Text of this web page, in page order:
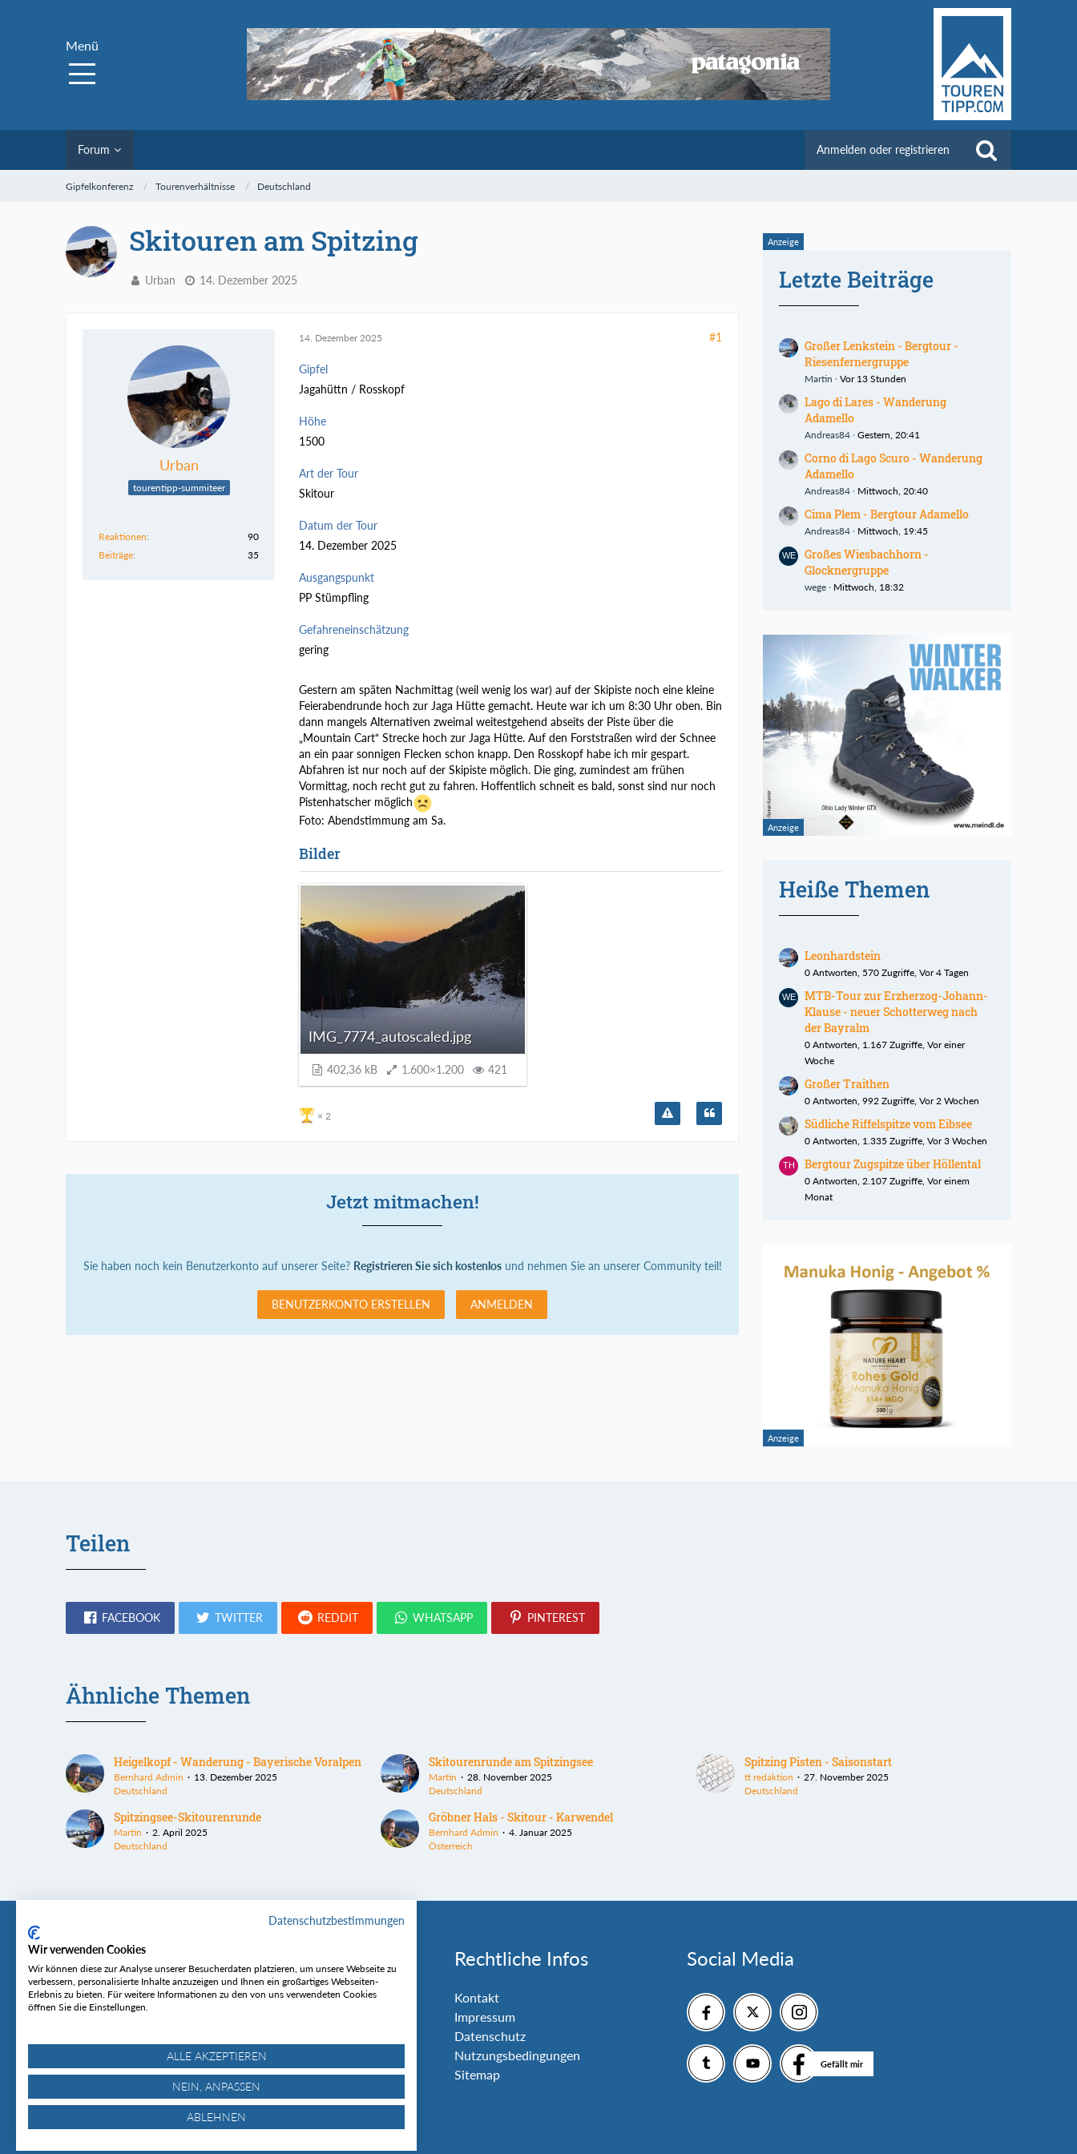
Menü
Forum Anmelden oder registrieren
Gipfelkonferenz Tourenverhältnisse Deutschland
Skitouren am Spitzing
Urban 14. Dezember 2025
Urban
tourentipp-summiteer
Reaktionen
90
Beiträge
35
14. Dezember 2025 #1
Gipfel
Jagahüttn / Rosskopf
Höhe
1500
Art der Tour
Skitour
Datum der Tour
14. Dezember 2025
Ausgangspunkt
PP Stümpfling
Gefahreneinschätzung
gering
Gestern am späten Nachmittag (weil wenig los war) auf der Skipiste noch eine kleine
Feierabendrunde hoch zur Jaga Hütte gemacht. Heute war ich um 8:30 Uhr oben. Bin
dann mangels Alternativen zweimal weitestgehend abseits der Piste über die
„Mountain Cart“ Strecke hoch zur Jaga Hütte. Auf den Forststraßen wird der Schnee
an ein paar sonnigen Flecken schon knapp. Den Rosskopf habe ich mir gespart.
Abfahren ist nur noch auf der Skipiste möglich. Die ging, zumindest am frühen
Vormittag, noch recht gut zu fahren. Hoffentlich schneit es bald, sonst sind nur noch
Pistenhatscher möglich
Foto: Abendstimmung am Sa.
Bilder
IMG_7774_autoscaled.jpg
402,36 kB 1.600×1.200 421
2
Jetzt mitmachen!
Sie haben noch kein Benutzerkonto auf unserer Seite? Registrieren Sie sich kostenlosund nehmen Sie an unserer Community teil!
BENUTZERKONTO ERSTELLEN ANMELDEN
Letzte Beiträge
Großer Lenkstein - Bergtour -
Riesenfernergruppe
Martin Vor 13 Stunden
Lago di Lares - Wanderung
Adamello
Andreas84 Gestern, 20:41
Corno di Lago Scuro - Wanderung
Adamello
Andreas84 Mittwoch, 20:40
Cima Plem - Bergtour Adamello
Andreas84 Mittwoch, 19:45
Großes Wiesbachhorn -
Glocknergruppe
wege Mittwoch, 18:32
Heiße Themen
Leonhardstein
0 Antworten, 570 Zugriffe, Vor 4 Tagen
MTB-Tour zur Erzherzog-Johann-
Klause - neuer Schotterweg nach
der Bayralm
0 Antworten, 1.167 Zugriffe, Vor einer
Woche
Großer Traithen
0 Antworten, 992 Zugriffe, Vor 2 Wochen
Südliche Riffelspitze vom Eibsee
0 Antworten, 1.335 Zugriffe, Vor 3 Wochen
Bergtour Zugspitze über Höllental
0 Antworten, 2.107 Zugriffe, Vor einem
Monat
Teilen
FACEBOOK TWITTER REDDIT WHATSAPP PINTEREST
Ähnliche Themen
Heigelkopf - Wanderung - Bayerische Voralpen
Bernhard Admin
13. Dezember 2025
Deutschland
Skitourenrunde am Spitzingsee
Martin
28. November 2025
Deutschland
Spitzing Pisten - Saisonstart
tt redaktion
27. November 2025
Deutschland
Spitzingsee-Skitourenrunde
Martin
2. April 2025
Deutschland
Gröbner Hals - Skitour - Karwendel
Bernhard Admin
4. Januar 2025
Österreich
Tourentipp
Über uns
Wetter & Lawinenlage
Rechtliche Infos
Kontakt
Impressum
Datenschutz
Nutzungsbedingungen
Sitemap
Social Media
Gefällt mir
© Tourentipp.com 2025
Datenschutzbestimmungen
Wir verwenden Cookies
Wir können diese zur Analyse unserer Besucherdaten platzieren, um unsere Webseite zu
verbessern, personalisierte Inhalte anzuzeigen und Ihnen ein großartiges Webseiten-
Erlebnis zu bieten. Für weitere Informationen zu den von uns verwendeten Cookies
öffnen Sie die Einstellungen.
ALLE AKZEPTIEREN
NEIN, ANPASSEN
ABLEHNEN